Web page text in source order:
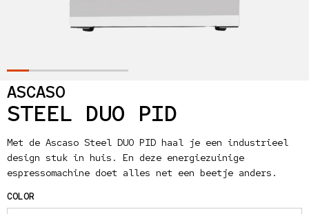
ASCASO
STEEL DUO PID
Met de Ascaso Steel DUO PID haal je een industrieel
design stuk in huis. En deze energiezuinige
espressomachine doet alles net een beetje anders.
COLOR